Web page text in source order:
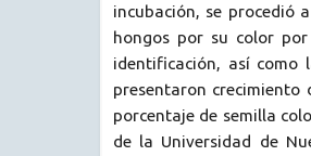
incubación, se procedió
hongos por su color
identificación, así como
presentaron crecimiento
porcentaje de semilla
de la Universidad de